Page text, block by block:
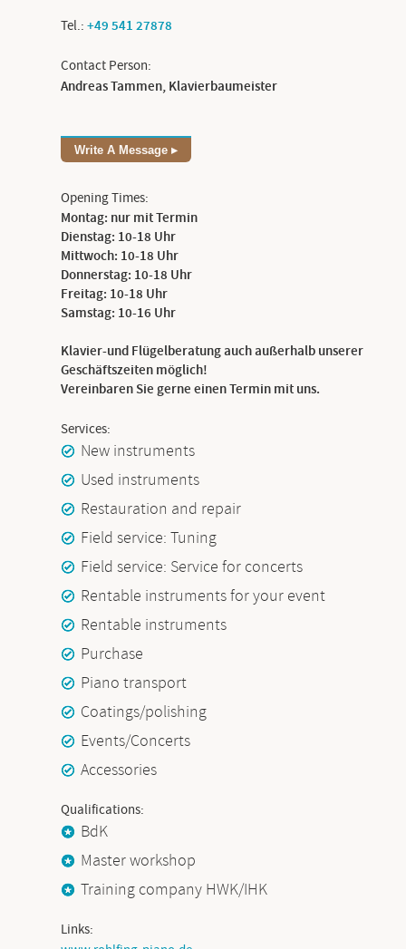
Tel.:+49 541 27878
Contact Person:
Andreas Tammen, Klavierbaumeister
Write A Message
Opening Times:
Montag: nur mit Termin
Dienstag: 10-18 Uhr
Mittwoch: 10-18 Uhr
Donnerstag: 10-18 Uhr
Freitag: 10-18 Uhr
Samstag: 10-16 Uhr
Klavier-und Flügelberatung auch außerhalb unserer
Geschäftszeiten möglich!
Vereinbaren Sie gerne einen Termin mit uns.
Services:
New instruments
Used instruments
Restauration and repair
Field service: Tuning
Field service: Service for concerts
Rentable instruments for your event
Rentable instruments
Purchase
Piano transport
Coatings/polishing
Events/Concerts
Accessories
Qualifications:
BdK
Master workshop
Training company HWK/IHK
Links: